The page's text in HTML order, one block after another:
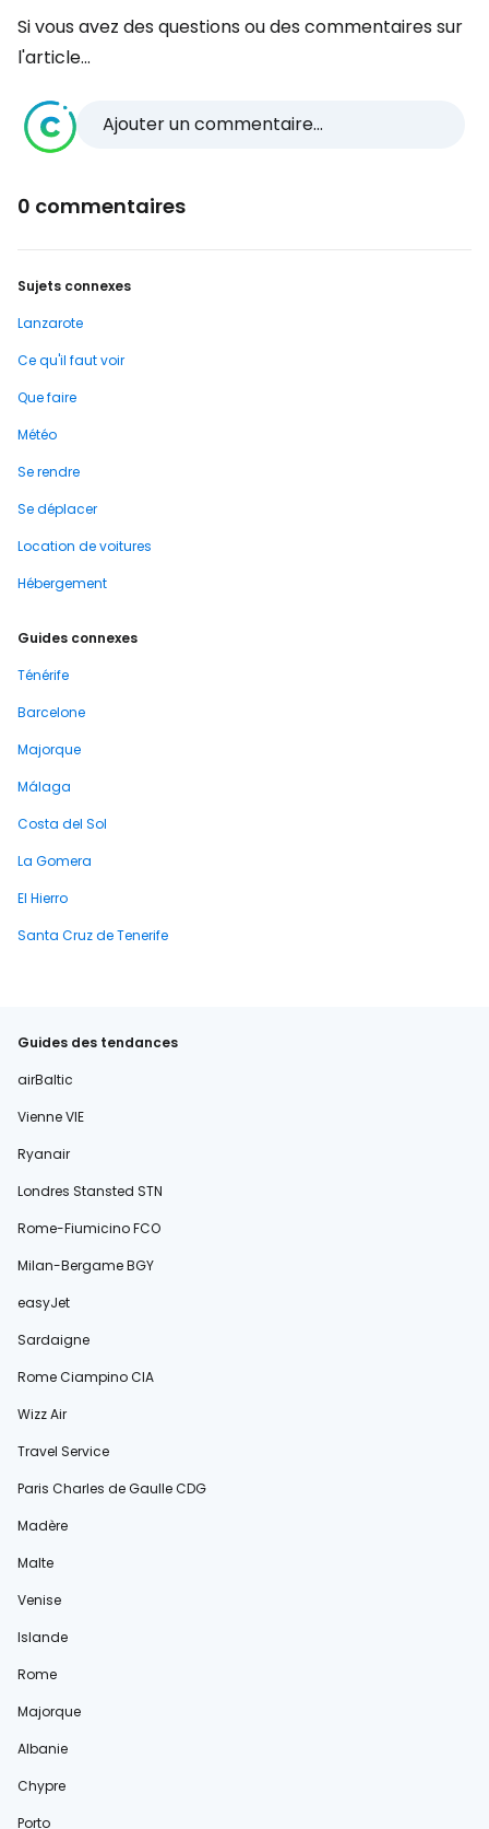
Si vous avez des questions ou des commentaires sur
l'article...
Ajouter un commentaire...
0 commentaires
Sujets connexes
Lanzarote
Ce qu'il faut voir
Que faire
Météo
Se rendre
Se déplacer
Location de voitures
Hébergement
Guides connexes
Ténérife
Barcelone
Majorque
Málaga
Costa del Sol
La Gomera
El Hierro
Santa Cruz de Tenerife
Guides des tendances
airBaltic
Vienne VIE
Ryanair
Londres Stansted STN
Rome-Fiumicino FCO
Milan-Bergame BGY
easyJet
Sardaigne
Rome Ciampino CIA
Wizz Air
Travel Service
Paris Charles de Gaulle CDG
Madère
Malte
Venise
Islande
Rome
Majorque
Albanie
Chypre
Porto